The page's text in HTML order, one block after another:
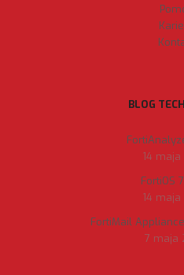
BLOG
14
FortiOS
14
FortiMail
7 maja